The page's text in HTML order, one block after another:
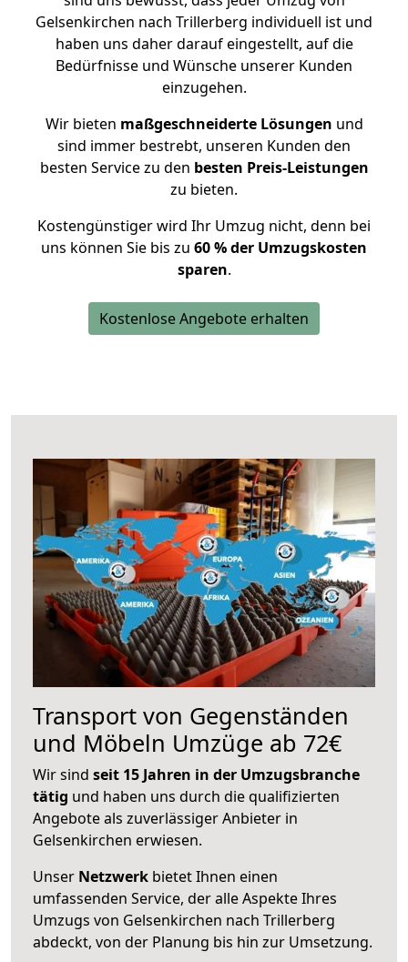
Gelsenkirchen nach Trillerberg individuell ist und
haben uns daher darauf eingestellt, auf die
Bedürfnisse und Wünsche unserer Kunden
einzugehen.
Wir bieten maßgeschneiderte Lösungen und
sind immer bestrebt, unseren Kunden den
besten Service zu den besten Preis-Leistungen
zu bieten.
Kostengünstiger wird Ihr Umzug nicht, denn bei
uns können Sie bis zu 60 % der Umzugskosten
sparen.
Kostenlose Angebote erhalten
Transport von Gegenständen
und Möbeln Umzüge ab 72€
Wir sind seit 15 Jahren in der Umzugsbranche
tätig und haben uns durch die qualifizierten
Angebote als zuverlässiger Anbieter in
Gelsenkirchen erwiesen.
Unser Netzwerk bietet Ihnen einen
umfassenden Service, der alle Aspekte Ihres
Umzugs von Gelsenkirchen nach Trillerberg
abdeckt, von der Planung bis hin zur Umsetzung.